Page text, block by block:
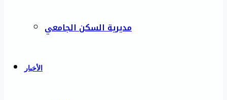
مديرية السكن الجامعي
الأخبار